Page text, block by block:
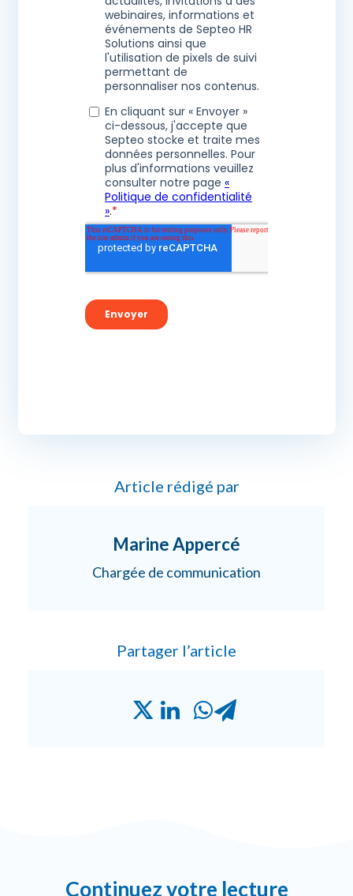
Article rédigé par
Marine Appercé
Chargée de communication
Partager l’article
Continuez votre lecture